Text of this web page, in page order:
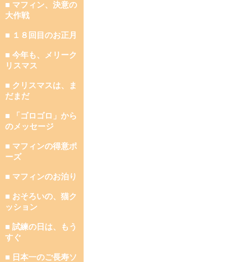
■ マフィン、決意の
大作戦
■ １８回目のお正月
■ 今年も、メリーク
リスマス
■ クリスマスは、ま
だまだ
■ 「ゴロゴロ」から
のメッセージ
■ マフィンの得意ポ
ーズ
■ マフィンのお泊り
■ おそろいの、猫ク
ッション
■ 試練の日は、もう
すぐ
■ 日本一のご長寿ソ